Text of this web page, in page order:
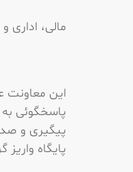
مالی، اداری
این معاونت
پاسخگوئی
پیگیری و
پایگاه واریز